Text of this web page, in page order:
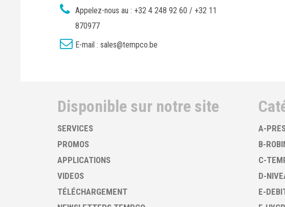
A-
B-
C-
D-
E-
Appelez-nous au : +32 4 248 92 60 / +32 11
870977
E-mail : sales@tempco.be
Disponible sur notre site
SERVICES
PROMOS
APPLICATIONS
VIDEOS
TÉLÉCHARGEMENT